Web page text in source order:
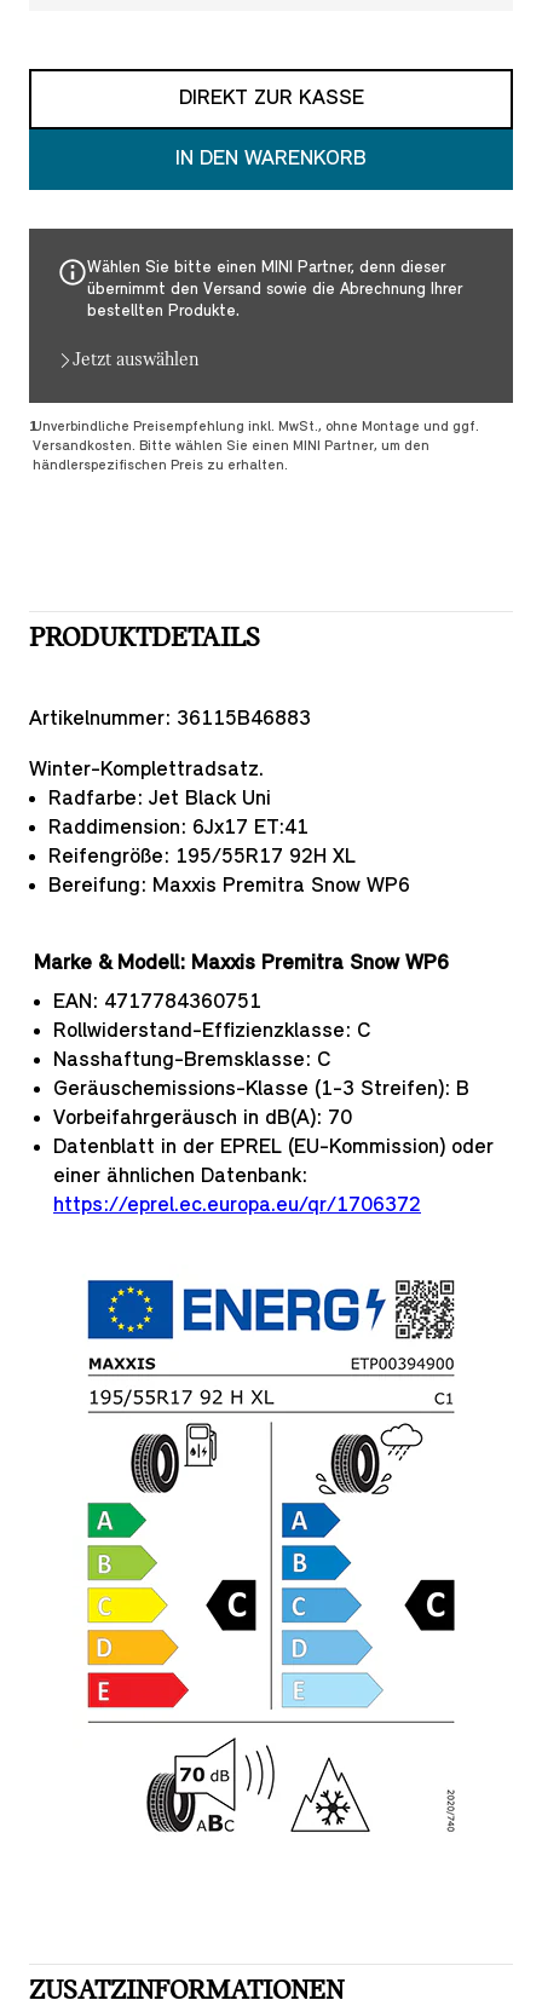
DIREKT ZUR KASSE
IN DEN WARENKORB
Wählen Sie bitte einen MINI Partner, denn dieser
übernimmt den Versand sowie die Abrechnung Ihrer
bestellten Produkte.
Jetzt auswählen
Fußnoten
Fußnote 1
Unverbindliche Preisempfehlung inkl. MwSt., ohne Montage und ggf.
Versandkosten. Bitte wählen Sie einen MINI Partner, um den
händlerspezifischen Preis zu erhalten.
1
PRODUKTDETAILS
Artikelnummer: 36115B46883
Winter-Komplettradsatz.
Radfarbe: Jet Black Uni
Raddimension: 6Jx17 ET:41
Reifengröße: 195/55R17 92H XL
Bereifung: Maxxis Premitra Snow WP6
Marke & Modell: Maxxis Premitra Snow WP6
EAN: 4717784360751
Rollwiderstand-Effizienzklasse: C
Nasshaftung-Bremsklasse: C
Geräuschemissions-Klasse (1-3 Streifen): B
Vorbeifahrgeräusch in dB(A): 70
Datenblatt in der EPREL (EU-Kommission) oder
einer ähnlichen Datenbank:
https://eprel.ec.europa.eu/qr/1706372
ZUSATZINFORMATIONEN